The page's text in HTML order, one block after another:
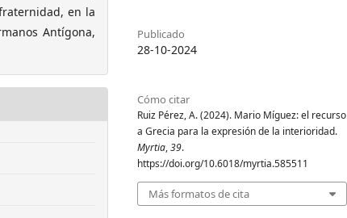
en la
Antígona,
Publicado
28-10-2024
Cómo citar
Ruiz Pérez, A. (2024). Mario Míguez: el recurso
a Grecia para la expresión de la interioridad.
Myrtia,39.
https://doi.org/10.6018/myrtia.585511
Más formatos de cita